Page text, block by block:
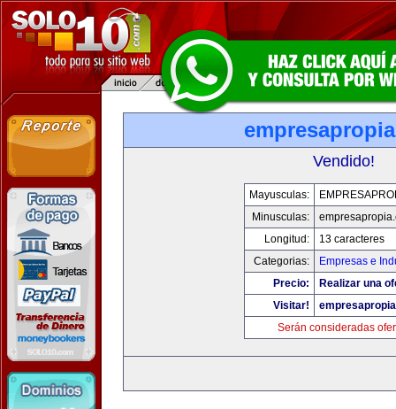
Vendido!
Mayusculas:
Minusculas:
Longitud:
13 caracteres
Categorias:
Empresas e
Precio:
Realizar una
Visitar!
Serán consideradas